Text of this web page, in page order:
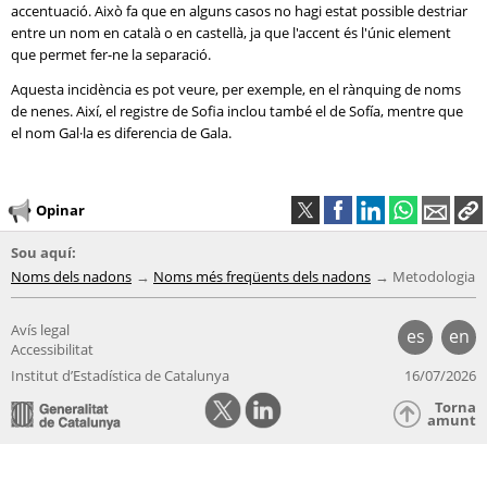
accentuació. Això fa que en alguns casos no hagi estat possible destriar
entre un nom en català o en castellà, ja que l'accent és l'únic element
que permet fer-ne la separació.
Aquesta incidència es pot veure, per exemple, en el rànquing de noms
de nenes. Així, el registre de Sofia inclou també el de Sofía, mentre que
el nom Gal·la es diferencia de Gala.
Opinar
Sou aquí:
Noms dels nadons
Noms més freqüents dels nadons Metodologia
es en
Avís legal
Accessibilitat
Institut d’Estadística de Catalunya
16/07/2026
Torna
amunt